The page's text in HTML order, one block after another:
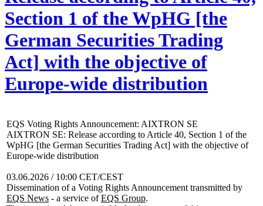
Section 1 of the WpHG [the
German Securities Trading
Act] with the objective of
Europe-wide distribution
EQS Voting Rights Announcement: AIXTRON SE
AIXTRON SE: Release according to Article 40, Section 1 of the
WpHG [the German Securities Trading Act] with the objective of
Europe-wide distribution
03.06.2026 / 10:00 CET/CEST
Dissemination of a Voting Rights Announcement transmitted by
EQS News - a service ofEQS Group.